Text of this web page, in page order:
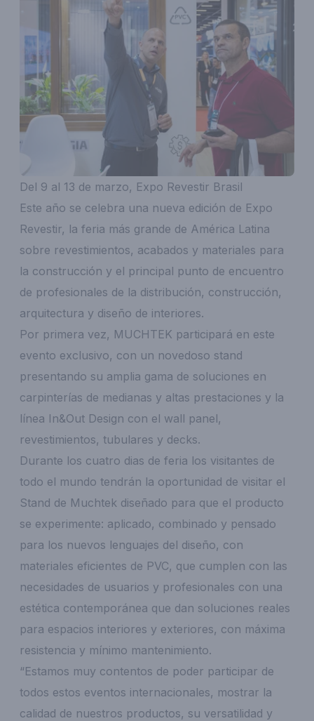
Del 9 al 13 de marzo, Expo Revestir Brasil
Este año se celebra una nueva edición de Expo
Revestir, la feria más grande de América Latina
sobre revestimientos, acabados y materiales para
la construcción y el principal punto de encuentro
de profesionales de la distribución, construcción,
arquitectura y diseño de interiores.
Por primera vez, MUCHTEK participará en este
evento exclusivo, con un novedoso stand
presentando su amplia gama de soluciones en
carpinterías de medianas y altas prestaciones y la
línea In&Out Design con el wall panel,
revestimientos, tubulares y decks.
Durante los cuatro dias de feria los visitantes de
todo el mundo tendrán la oportunidad de visitar el
Stand de Muchtek diseñado para que el producto
se experimente: aplicado, combinado y pensado
para los nuevos lenguajes del diseño, con
materiales eficientes de PVC, que cumplen con las
necesidades de usuarios y profesionales con una
estética contemporánea que dan soluciones reales
para espacios interiores y exteriores, con máxima
resistencia y mínimo mantenimiento.
“Estamos muy contentos de poder participar de
todos estos eventos internacionales, mostrar la
calidad de nuestros productos, su versatilidad y